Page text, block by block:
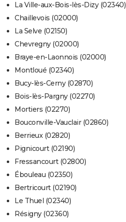
La Ville-aux-Bois-lès-Dizy (02340)
Chaillevois (02000)
La Selve (02150)
Chevregny (02000)
Braye-en-Laonnois (02000)
Montloué (02340)
Bucy-lès-Cerny (02870)
Bois-lès-Pargny (02270)
Mortiers (02270)
Bouconville-Vauclair (02860)
Berrieux (02820)
Pignicourt (02190)
Fressancourt (02800)
Ébouleau (02350)
Bertricourt (02190)
Le Thuel (02340)
Résigny (02360)